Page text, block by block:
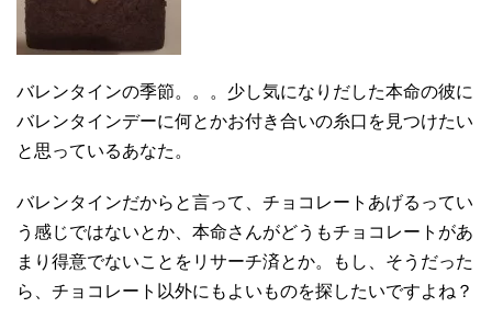
バレンタインの季節。。。少し気になりだした本命の彼に
バレンタインデーに何とかお付き合いの糸口を見つけたい
と思っているあなた。
バレンタインだからと言って、チョコレートあげるってい
う感じではないとか、本命さんがどうもチョコレートがあ
まり得意でないことをリサーチ済とか。もし、そうだった
ら、チョコレート以外にもよいものを探したいですよね？